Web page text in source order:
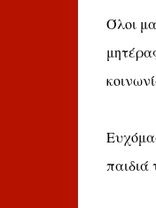
Όλοι
παιδιά